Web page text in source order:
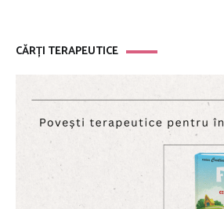
CĂRȚI TERAPEUTICE